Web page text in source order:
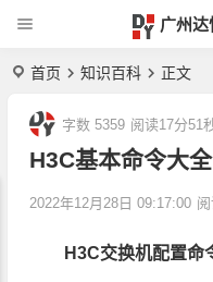
广州达
首页 知识百科 正文
H3C基本命令大全
2022年12月28日 09:17:00
字数 5359 阅读17分51
H3C交换机配置命